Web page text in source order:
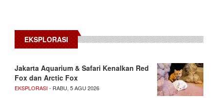
EKSPLORASI
Jakarta Aquarium & Safari Kenalkan Red
Fox dan Arctic Fox
EKSPLORASI- RABU, 5 AGU 2026